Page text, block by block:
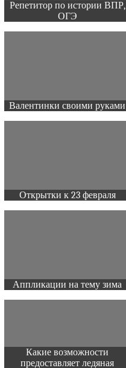
Репетитор по истории ВПР,
ОГЭ
Валентинки своими руками
Открытки к 23 февраля
Аппликации на тему зима
Какие возможности
предоставляет ледяная